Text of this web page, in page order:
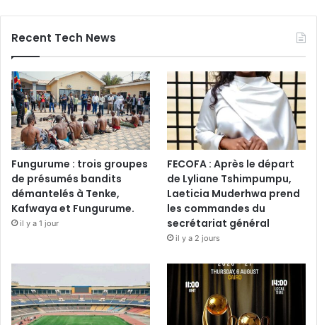
Recent Tech News
Fungurume : trois groupes
de présumés bandits
démantelés à Tenke,
Kafwaya et Fungurume.
il y a 1 jour
FECOFA : Après le départ
de Lyliane Tshimpumpu,
Laeticia Muderhwa prend
les commandes du
secrétariat général
il y a 2 jours